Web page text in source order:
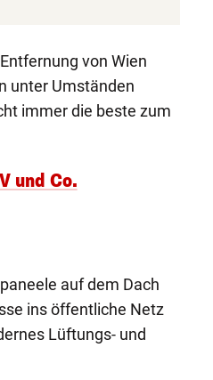
von Wien
unter Umständen
immer die beste zum
und Co.
auf dem Dach
ins öffentliche Netz
Lüftungs- und